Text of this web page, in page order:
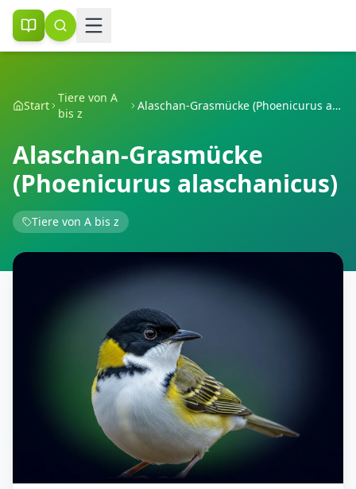
Start
Tiere von A
bis z
Alaschan-Grasmücke (Phoenicurus alaschanicus)
Alaschan-Grasmücke
(Phoenicurus alaschanicus)
Tiere von A bis z